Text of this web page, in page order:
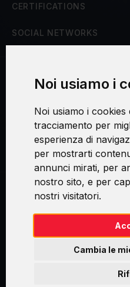
Noi usiamo i
Noi usiamo i
tracciamento per
esperienza di
per mostrarti
annunci mirati, per
nostro sito, e per
nostri visitatori.
Cambia le
CERTIFICATIONS
SOCIAL NETWORKS
Consenso al
Swirl logoTM je ochranná
je registrovanou ochrannou
registrovanou ochrannou
registrovanou ochrannou
trade mark of AXELOS Limited.